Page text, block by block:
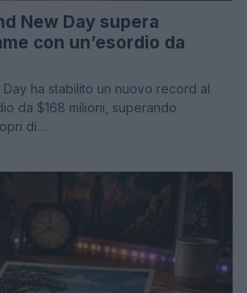
New Day supera
con un’esordio da
ha stabilito un nuovo record al
da $168 milioni, superando
di…